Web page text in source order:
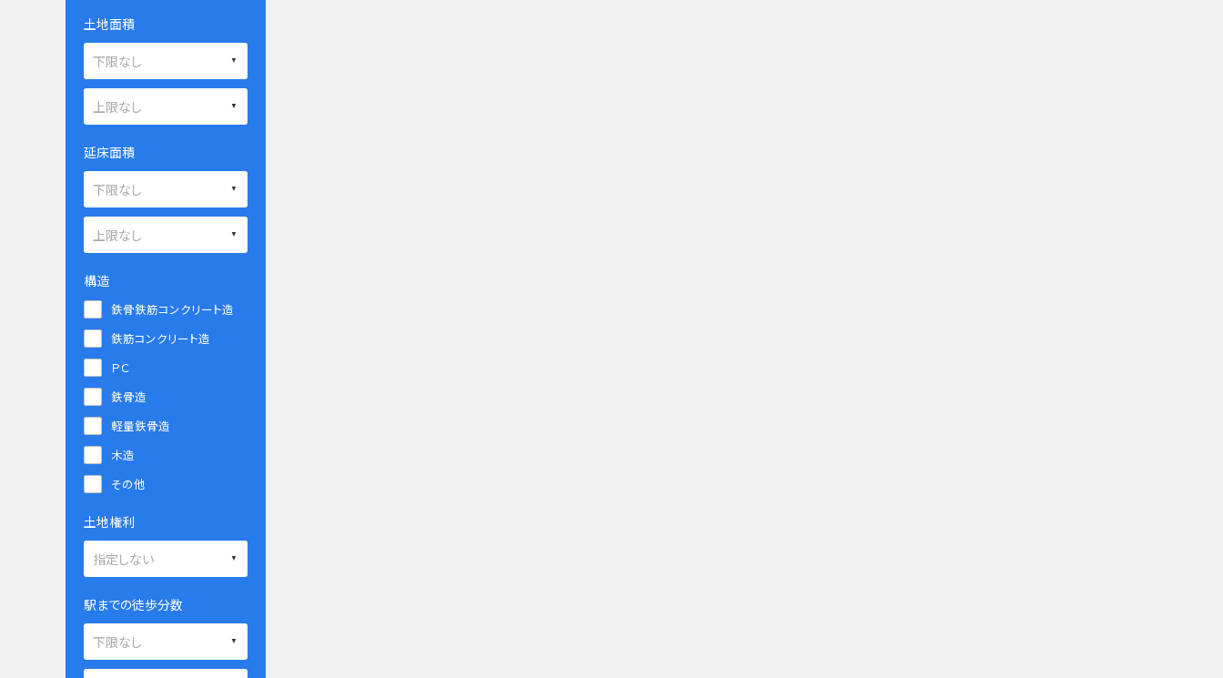
土地面積
延床面積
構造
鉄骨鉄筋コンクリート造
鉄筋コンクリート造
ＰＣ
鉄骨造
軽量鉄骨造
木造
その他
土地権利
駅までの徒歩分数